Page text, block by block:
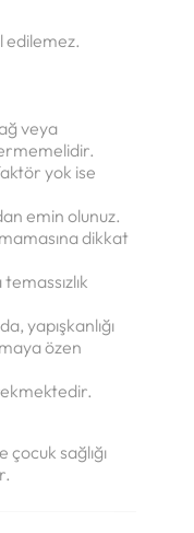
edilemez.
veya
yok ise
emin olunuz.
dikkat
yapışkanlığı
özen
sağlığı